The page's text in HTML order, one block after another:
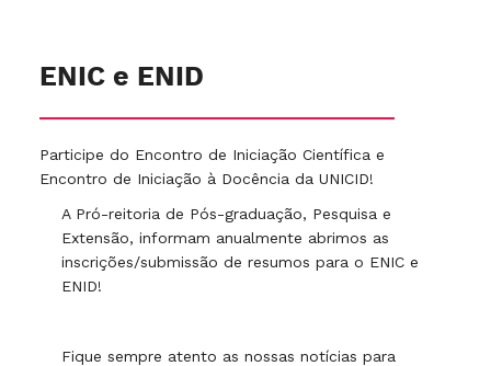
ENIC e ENID
Participe do Encontro de Iniciação Científica e
Encontro de Iniciação à Docência da UNICID!
A Pró-reitoria de Pós-graduação, Pesquisa e
Extensão, informam anualmente abrimos as
inscrições/submissão de resumos para o ENIC e
ENID!
Fique sempre atento as nossas notícias para